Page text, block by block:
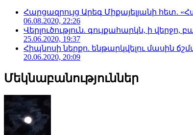
Հարցազրույց Արեգ Միքայելյանի հետ.
06.08.2020, 22:26
Վերլուծություն. գույքահարկն, ի վերջո,
25.06.2020, 19:37
Հիպնոսի ներքո. ենթարկվելու մասին
20.06.2020, 20:09
Մեկնաբանություններ